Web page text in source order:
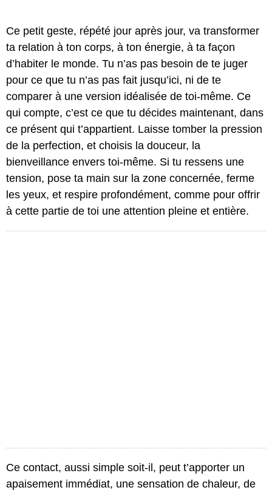
Ce petit geste, répété jour après jour, va transformer
ta relation à ton corps, à ton énergie, à ta façon
d’habiter le monde. Tu n’as pas besoin de te juger
pour ce que tu n’as pas fait jusqu’ici, ni de te
comparer à une version idéalisée de toi-même. Ce
qui compte, c’est ce que tu décides maintenant, dans
ce présent qui t’appartient. Laisse tomber la pression
de la perfection, et choisis la douceur, la
bienveillance envers toi-même. Si tu ressens une
tension, pose ta main sur la zone concernée, ferme
les yeux, et respire profondément, comme pour offrir
à cette partie de toi une attention pleine et entière.
Ce contact, aussi simple soit-il, peut t’apporter un
apaisement immédiat, une sensation de chaleur, de